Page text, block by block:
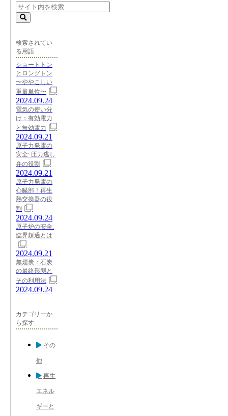
検索されてい
る用語
ショートトン
とロングトン
〜ややこしい
重量単位〜
2024.09.24
電気の使い分
け：有効電力
と無効電力
2024.09.21
原子力発電の
安全: 圧力逃し
弁の役割
2024.09.21
原子力発電の
心臓部！再生
熱交換器の役
割
2024.09.24
原子炉の安全:
臨界超過とは
2024.09.21
無煙炭：石炭
の最終形態と
その利用法
2024.09.24
カテゴリーか
ら探す
その
他
再生
エネル
ギーと